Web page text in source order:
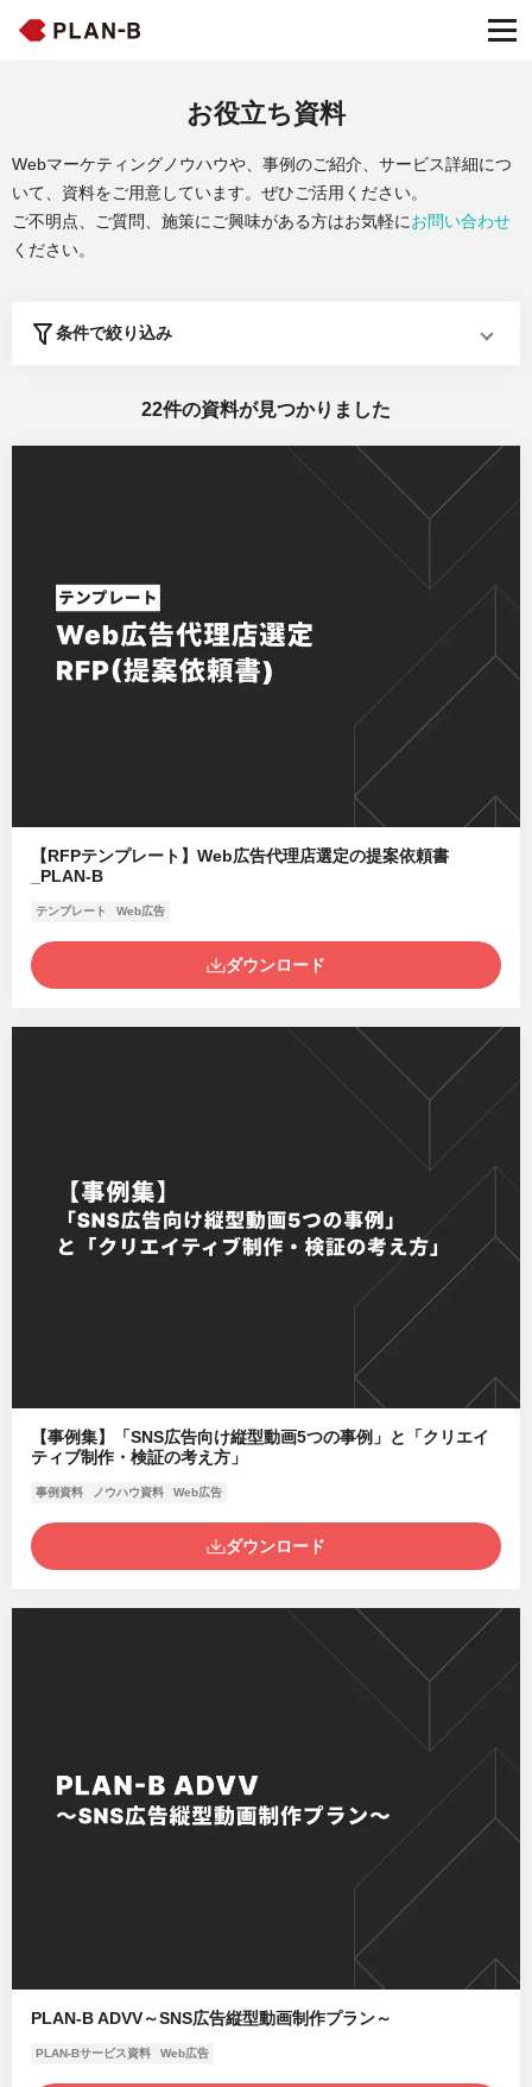
お役立ち資料
Webマーケティングノウハウや、事例のご紹介、サービス詳細につ
いて、資料をご用意しています。ぜひご活用ください。
ご不明点、ご質問、施策にご興味がある方はお気軽にお問い合わせ
ください。
条件で絞り込み
22件の資料が見つかりました
【RFPテンプレート】Web広告代理店選定の提案依頼書
_PLAN-B
テンプレート Web広告
ダウンロード
【事例集】「SNS広告向け縦型動画5つの事例」と「クリエイ
ティブ制作・検証の考え方」
事例資料 ノウハウ資料 Web広告
ダウンロード
PLAN-B ADVV～SNS広告縦型動画制作プラン～
PLAN-Bサービス資料 Web広告